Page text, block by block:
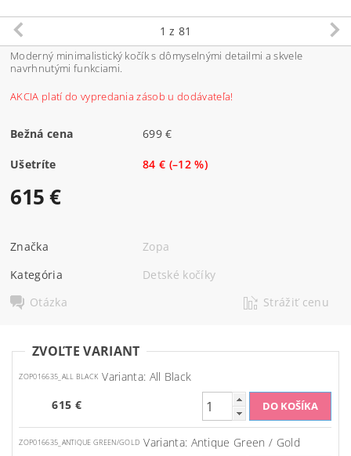
1 z 81
Moderný minimalistický kočík s dômyselnými detailmi a skvele
navrhnutými funkciami.
AKCIA platí do vypredania zásob u dodávateľa!
Bežná cena 699 €
Ušetríte 84 € (–12 %)
615 €
Značka
Zopa
Kategória
Detské kočíky
Otázka
Strážiť cenu
ZVOĽTE VARIANT
ZOP016635_ALL BLACK Varianta: All Black
615 €
ZOP016635_ANTIQUE GREEN/GOLD Varianta: Antique Green / Gold